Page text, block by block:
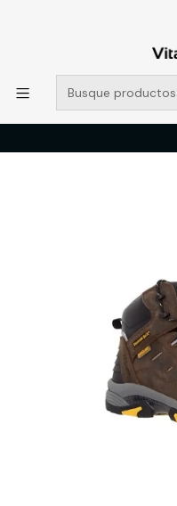
POR SISTEMA FRONTAL
MUCHAS GRACIAS +569
BOTIN PANAMA